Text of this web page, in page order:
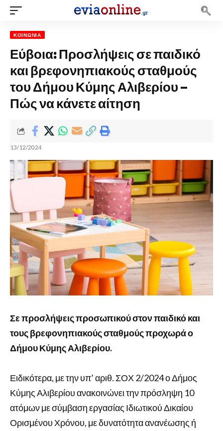
ΚΟΙΝΩΝΊΑ
Εύβοια: Προσλήψεις σε παιδικό
και βρεφονηπιακούς σταθμούς
του Δήμου Κύμης Αλιβερίου –
Πώς να κάνετε αίτηση
13/12/2024
Σε προσλήψεις προσωπικού στον παιδικό και
τους βρεφονηπιακούς σταθμούς προχωρά ο
Δήμου Κύμης Αλιβερίου.
Ειδικότερα, με την υπ’ αριθ. ΣΟΧ 2/2024 ο Δήμος
Κύμης Αλιβερίου ανακοινώνει την πρόσληψη 10
ατόμων με σύμβαση εργασίας Ιδιωτικού Δικαίου
Ορισμένου Χρόνου, με δυνατότητα ανανέωσης ή